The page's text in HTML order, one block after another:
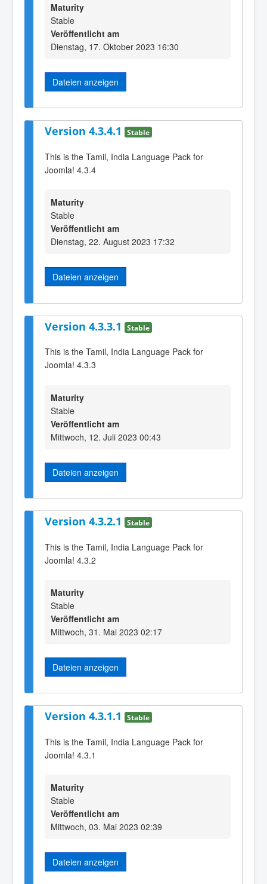
Maturity
Stable
Veröffentlicht am
Dienstag, 17. Oktober 2023 16:30
Dateien anzeigen
Version 4.3.4.1 Stable
This is the Tamil, India Language Pack for
Joomla! 4.3.4
Maturity
Stable
Veröffentlicht am
Dienstag, 22. August 2023 17:32
Dateien anzeigen
Version 4.3.3.1 Stable
This is the Tamil, India Language Pack for
Joomla! 4.3.3
Maturity
Stable
Veröffentlicht am
Mittwoch, 12. Juli 2023 00:43
Dateien anzeigen
Version 4.3.2.1 Stable
This is the Tamil, India Language Pack for
Joomla! 4.3.2
Maturity
Stable
Veröffentlicht am
Mittwoch, 31. Mai 2023 02:17
Dateien anzeigen
Version 4.3.1.1 Stable
This is the Tamil, India Language Pack for
Joomla! 4.3.1
Maturity
Stable
Veröffentlicht am
Mittwoch, 03. Mai 2023 02:39
Dateien anzeigen